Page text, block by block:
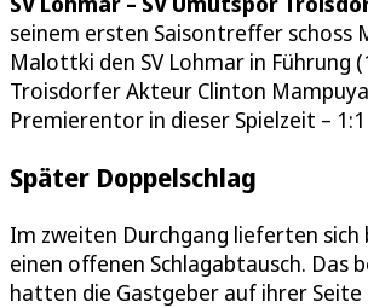
seinem ersten Saisontreffer schoss
Malottki den SV Lohmar in Führung
Troisdorfer Akteur Clinton
Premierentor in dieser Spielzeit – 1:1
Später Doppelschlag
Im zweiten Durchgang lieferten sich
einen offenen Schlagabtausch. Das
hatten die Gastgeber auf ihrer Seite